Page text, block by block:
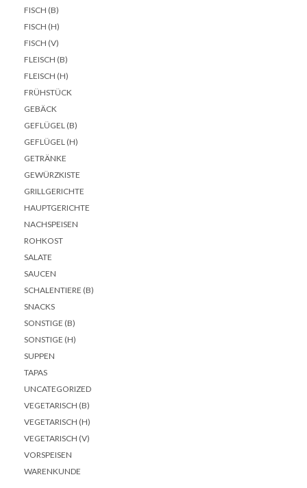
FISCH (B)
FISCH (H)
FISCH (V)
FLEISCH (B)
FLEISCH (H)
FRÜHSTÜCK
GEBÄCK
GEFLÜGEL (B)
GEFLÜGEL (H)
GETRÄNKE
GEWÜRZKISTE
GRILLGERICHTE
HAUPTGERICHTE
NACHSPEISEN
ROHKOST
SALATE
SAUCEN
SCHALENTIERE (B)
SNACKS
SONSTIGE (B)
SONSTIGE (H)
SUPPEN
TAPAS
UNCATEGORIZED
VEGETARISCH (B)
VEGETARISCH (H)
VEGETARISCH (V)
VORSPEISEN
WARENKUNDE